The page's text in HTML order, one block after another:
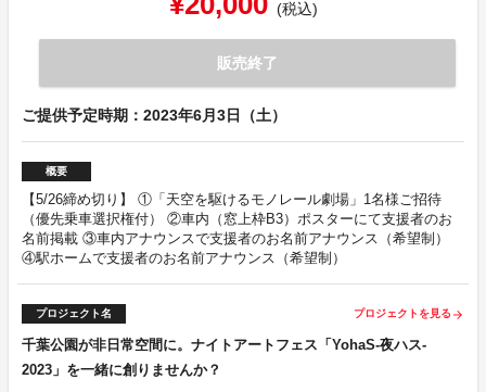
(税込)
販売終了
ご提供予定時期：2023年6月3日（土）
概要
【5/26締め切り】 ①「天空を駆けるモノレール劇場」1名様ご招待
（優先乗車選択権付） ②車内（窓上枠B3）ポスターにて支援者のお
名前掲載 ③車内アナウンスで支援者のお名前アナウンス（希望制）
④駅ホームで支援者のお名前アナウンス（希望制）
プロジェクト名 プロジェクトを見る arrow_forward
千葉公園が非日常空間に。ナイトアートフェス「YohaS-夜ハス-
2023」を一緒に創りませんか？